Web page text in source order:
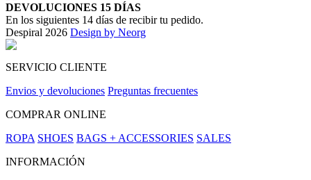
DEVOLUCIONES 15 DÍAS
En los siguientes 14 días de recibir tu pedido.
Despiral 2026 Design by Neorg
SERVICIO CLIENTE
Envios y devoluciones Preguntas frecuentes
COMPRAR ONLINE
ROPA SHOES BAGS + ACCESSORIES SALES
INFORMACIÓN